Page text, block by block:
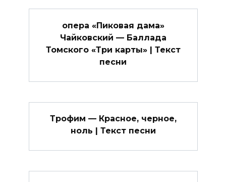
опера «Пиковая дама»
Чайковский — Баллада
Томского «Три карты» | Текст
песни
Трофим — Красное, черное,
ноль | Текст песни